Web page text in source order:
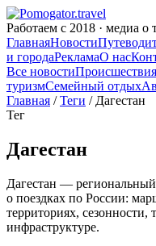
Работаем с 2018 · медиа о
ГлавнаяНовости
и городаРекламаО нас
Все новости
туризмСемейный отдых
Главная /Теги / Дагестан
Тег
Дагестан
Дагестан — региональный
о поездках по России:
территориях, сезонности,
инфраструктуре.